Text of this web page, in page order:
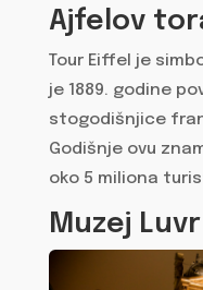
Ajfelov
Tour Eiffel je
je 1889. godine
stogodišnjice
Godišnje ovu
oko 5 miliona
Muzej Luvr